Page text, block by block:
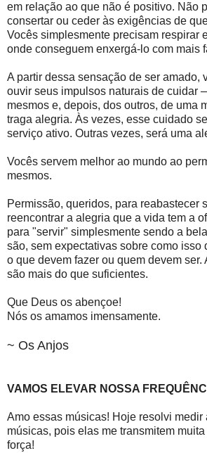
em relação ao que não é positivo. Não
consertar ou ceder às exigências de
Vocês simplesmente precisam respirar
onde conseguem enxergá-lo com mais
A partir dessa sensação de ser amado,
ouvir seus impulsos naturais de cuidar
mesmos e, depois, dos outros, de uma
traga alegria. Às vezes, esse cuidado
serviço ativo. Outras vezes, será uma
Vocês servem melhor ao mundo ao
mesmos.
Permissão, queridos, para reabastecer
reencontrar a alegria que a vida tem a
para "servir" simplesmente sendo a
são, sem expectativas sobre como isso
o que devem fazer ou quem devem ser.
são mais do que suficientes.
Que Deus os abençoe!
Nós os amamos imensamente.
~ Os Anjos
VAMOS ELEVAR NOSSA
Amo essas músicas! Hoje resolvi medir
músicas, pois elas me transmitem
força!